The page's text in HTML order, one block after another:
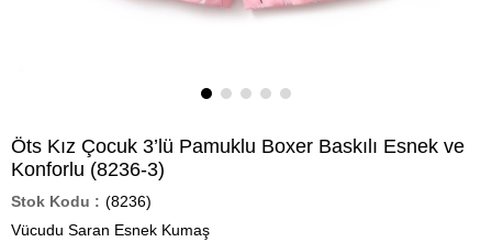
Öts Kız Çocuk 3’lü Pamuklu Boxer Baskılı Esnek ve
Konforlu (8236-3)
(8236)
Vücudu Saran Esnek Kumaş